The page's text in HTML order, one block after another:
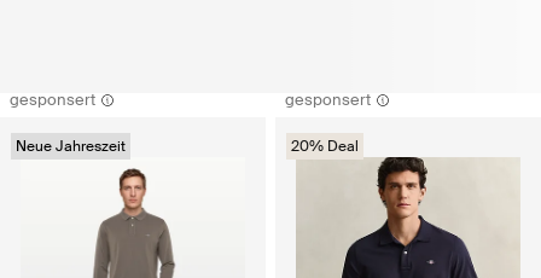
gesponsert
Neue Jahreszeit
gesponsert
20% Deal